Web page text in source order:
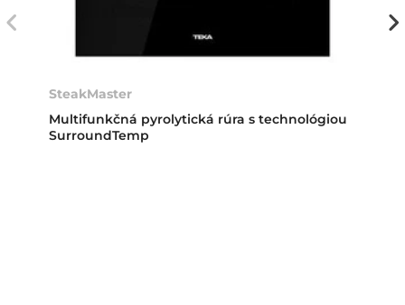
SteakMaster
Multifunkčná pyrolytická rúra s technológiou
SurroundTemp